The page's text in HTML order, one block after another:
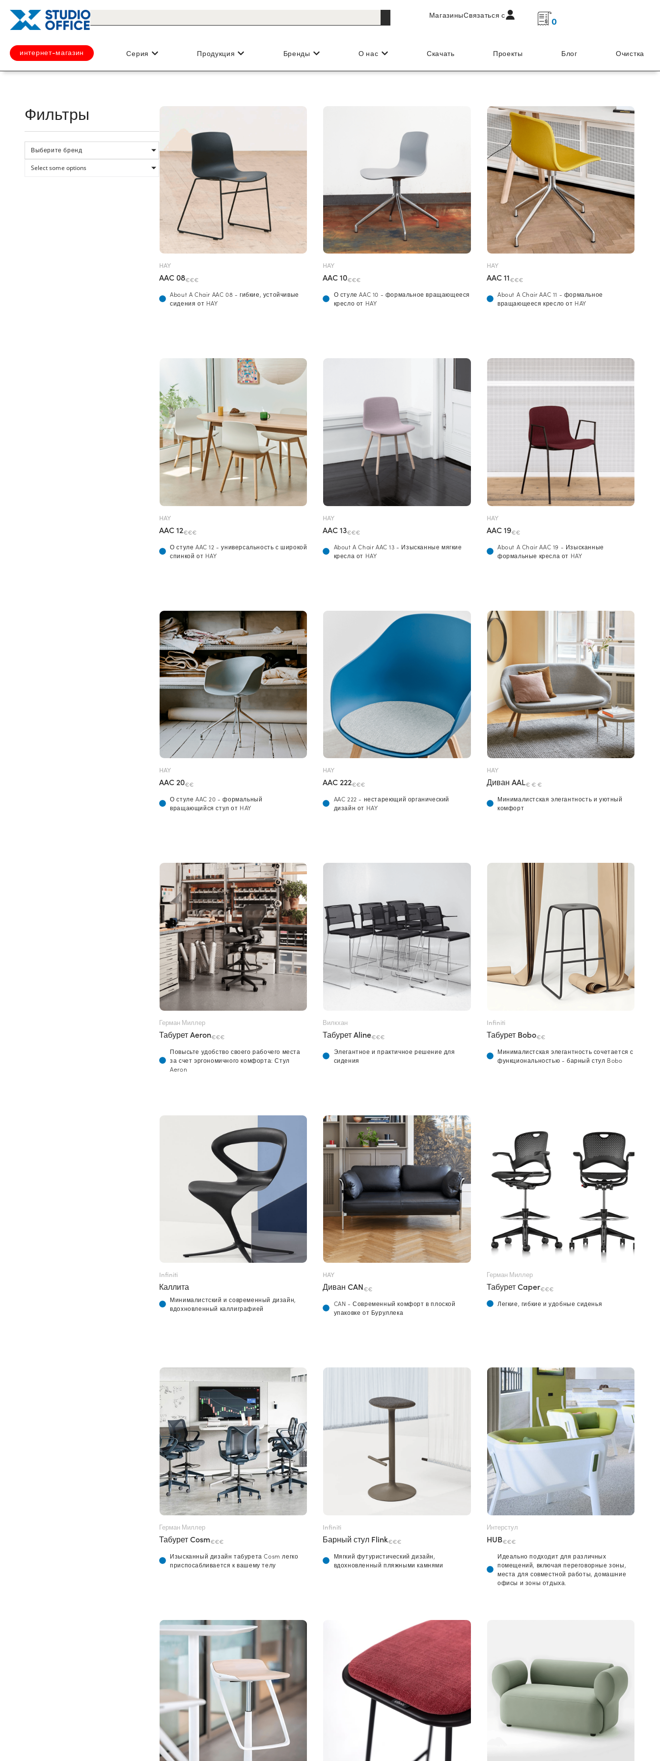
МагазиныСвязаться с
0
интернет-магазин Серия Продукция Бренды О нас Скачать Проекты Блог Очистка
Фильтры
Выберите бренд
Select some options
HAY
AAC 08€€€
About A Chair AAC 08 - гибкие, устойчивые
сидения от HAY
HAY
AAC 10€€€
О стуле AAC 10 - формальное вращающееся
кресло от HAY
HAY
AAC 11€€€
About A Chair AAC 11 - формальное
вращающееся кресло от HAY
HAY
AAC 12€€€
О стуле AAC 12 - универсальность с широкой
спинкой от HAY
HAY
AAC 13€€€
About A Chair AAC 13 - Изысканные мягкие
кресла от HAY
HAY
AAC 19€€
About A Chair AAC 19 - Изысканные
формальные кресла от HAY
HAY
AAC 20€€
О стуле AAC 20 - формальный
вращающийся стул от HAY
HAY
AAC 222€€€
AAC 222 - нестареющий органический
дизайн от HAY
HAY
Диван AAL€ € €
Минималистская элегантность и уютный
комфорт
Герман Миллер
Табурет Aeron€€€
Повысьте удобство своего рабочего места
за счет эргономичного комфорта: Стул
Aeron
Вилкхан
Табурет Aline€€€
Элегантное и практичное решение для
сидения
Infiniti
Табурет Bobo€€
Минималистская элегантность сочетается с
функциональностью - барный стул Bobo
Infiniti
Каллита
Минималистский и современный дизайн,
вдохновленный каллиграфией
HAY
Диван CAN€€
CAN - Современный комфорт в плоской
упаковке от Буруллека
Герман Миллер
Табурет Caper€€€
Легкие, гибкие и удобные сиденья
Герман Миллер
Табурет Cosm€€€
Изысканный дизайн табурета Cosm легко
приспосабливается к вашему телу
Infiniti
Барный стул Flink€€€
Мягкий футуристический дизайн,
вдохновленный пляжными камнями
Интерстул
HUB€€€
Идеально подходит для различных
помещений, включая переговорные зоны,
места для совместной работы, домашние
офисы и зоны отдыха.